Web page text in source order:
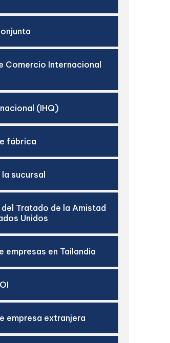
Comercio Internacional
(IHQ)
fábrica
sucursal
Tratado de la Amistad
Unidos
empresas en Tailandia
empresa extranjera